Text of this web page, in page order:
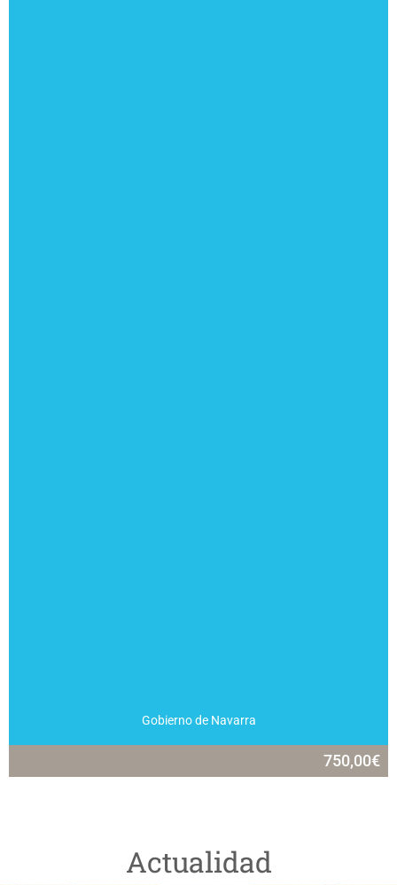
Gobierno de Navarra
750,00€
Actualidad